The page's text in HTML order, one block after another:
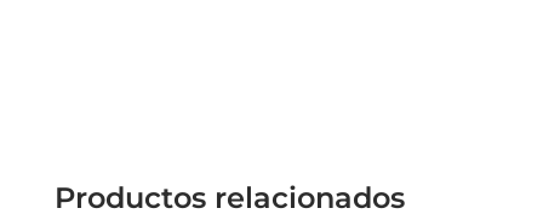
Productos relacionados